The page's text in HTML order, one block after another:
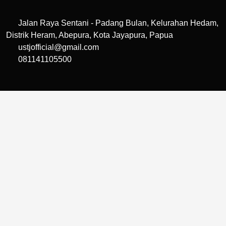
Jalan Raya Sentani - Padang Bulan, Kelurahan Hedam,
Distrik Heram, Abepura, Kota Jayapura, Papua
ustjofficial@gmail.com
081141105500